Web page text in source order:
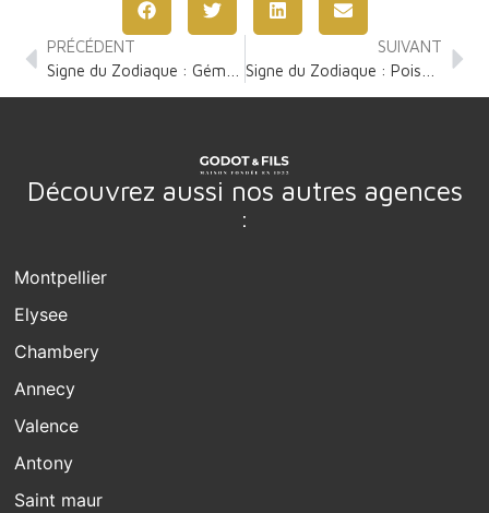
PRÉCÉDENT
SUIVANT
Découvrez aussi nos autres agences
:
Montpellier
Elysee
Chambery
Annecy
Valence
Antony
Saint maur